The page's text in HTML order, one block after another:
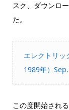
スク、ダウンロ
た。
エレクトリッ
1989年）
この度開始され